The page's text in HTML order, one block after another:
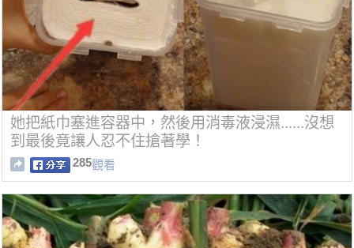
她把紙巾塞進容器中，然後用消毒液浸濕......沒想
到最後竟讓人忍不住搶著學！
285觀看